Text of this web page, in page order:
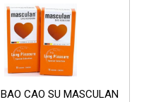
BAO CAO SU MASCULAN